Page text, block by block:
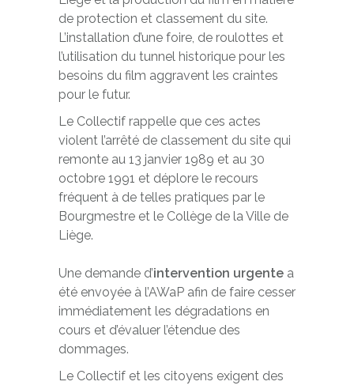
de protection et classement du site.
L’installation d’une foire, de roulottes et
l’utilisation du tunnel historique pour les
besoins du film aggravent les craintes
pour le futur.
Le Collectif rappelle que ces actes
violent l’arrêté de classement du site qui
remonte au 13 janvier 1989 et au 30
octobre 1991 et déplore le recours
fréquent à de telles pratiques par le
Bourgmestre et le Collège de la Ville de
Liège.
Une demande d’intervention urgente a
été envoyée à l’AWaP afin de faire cesser
immédiatement les dégradations en
cours et d’évaluer l’étendue des
dommages.
Le Collectif et les citoyens exigent des